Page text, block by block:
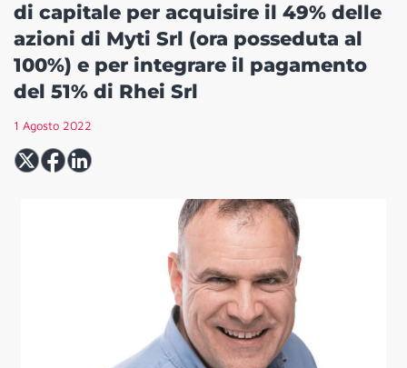
di capitale per acquisire il 49% delle
azioni di Myti Srl (ora posseduta al
100%) e per integrare il pagamento
del 51% di Rhei Srl
1 Agosto 2022